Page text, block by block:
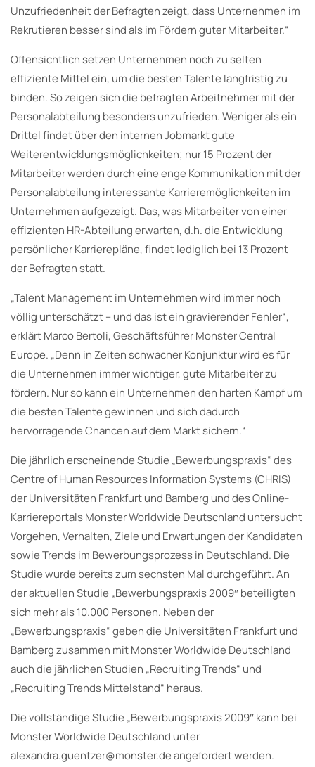
Unzufriedenheit der Befragten zeigt, dass Unternehmen im
Rekrutieren besser sind als im Fördern guter Mitarbeiter.“
Offensichtlich setzen Unternehmen noch zu selten
effiziente Mittel ein, um die besten Talente langfristig zu
binden. So zeigen sich die befragten Arbeitnehmer mit der
Personalabteilung besonders unzufrieden. Weniger als ein
Drittel findet über den internen Jobmarkt gute
Weiterentwicklungsmöglichkeiten; nur 15 Prozent der
Mitarbeiter werden durch eine enge Kommunikation mit der
Personalabteilung interessante Karrieremöglichkeiten im
Unternehmen aufgezeigt. Das, was Mitarbeiter von einer
effizienten HR-Abteilung erwarten, d.h. die Entwicklung
persönlicher Karrierepläne, findet lediglich bei 13 Prozent
der Befragten statt.
„Talent Management im Unternehmen wird immer noch
völlig unterschätzt – und das ist ein gravierender Fehler“,
erklärt Marco Bertoli, Geschäftsführer Monster Central
Europe. „Denn in Zeiten schwacher Konjunktur wird es für
die Unternehmen immer wichtiger, gute Mitarbeiter zu
fördern. Nur so kann ein Unternehmen den harten Kampf um
die besten Talente gewinnen und sich dadurch
hervorragende Chancen auf dem Markt sichern.“
Die jährlich erscheinende Studie „Bewerbungspraxis“ des
Centre of Human Resources Information Systems (CHRIS)
der Universitäten Frankfurt und Bamberg und des Online-
Karriereportals Monster Worldwide Deutschland untersucht
Vorgehen, Verhalten, Ziele und Erwartungen der Kandidaten
sowie Trends im Bewerbungsprozess in Deutschland. Die
Studie wurde bereits zum sechsten Mal durchgeführt. An
der aktuellen Studie „Bewerbungspraxis 2009″ beteiligten
sich mehr als 10.000 Personen. Neben der
„Bewerbungspraxis“ geben die Universitäten Frankfurt und
Bamberg zusammen mit Monster Worldwide Deutschland
auch die jährlichen Studien „Recruiting Trends“ und
„Recruiting Trends Mittelstand“ heraus.
Die vollständige Studie „Bewerbungspraxis 2009″ kann bei
Monster Worldwide Deutschland unter
alexandra.guentzer@monster.de angefordert werden.